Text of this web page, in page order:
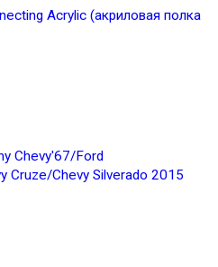
Acrylic (акриловая полка
Chevy'67/Ford
Cruze/Chevy Silverado 2015